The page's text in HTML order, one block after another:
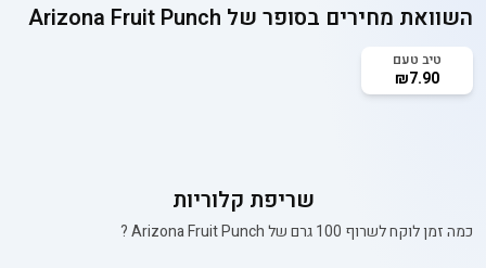
השוואת מחירים בסופר של Arizona Fruit Punch
טיב טעם
₪7.90
שריפת קלוריות
כמה זמן לוקח לשרוף 100 גרם של Arizona Fruit Punch
?